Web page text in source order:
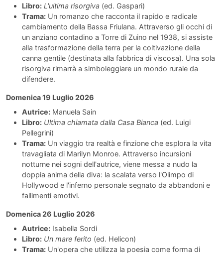
Libro: L'ultima risorgiva (ed. Gaspari)
Trama: Un romanzo che racconta il rapido e radicale
cambiamento della Bassa Friulana. Attraverso gli occhi di
un anziano contadino a Torre di Zuino nel 1938, si assiste
alla trasformazione della terra per la coltivazione della
canna gentile (destinata alla fabbrica di viscosa). Una sola
risorgiva rimarrà a simboleggiare un mondo rurale da
difendere.
Domenica 19 Luglio 2026
Autrice: Manuela Sain
Libro: Ultima chiamata dalla Casa Bianca (ed. Luigi
Pellegrini)
Trama: Un viaggio tra realtà e finzione che esplora la vita
travagliata di Marilyn Monroe. Attraverso incursioni
notturne nei sogni dell'autrice, viene messa a nudo la
doppia anima della diva: la scalata verso l'Olimpo di
Hollywood e l'inferno personale segnato da abbandoni e
fallimenti emotivi.
Domenica 26 Luglio 2026
Autrice: Isabella Sordi
Libro: Un mare ferito (ed. Helicon)
Trama: Un'opera che utilizza la poesia come forma di